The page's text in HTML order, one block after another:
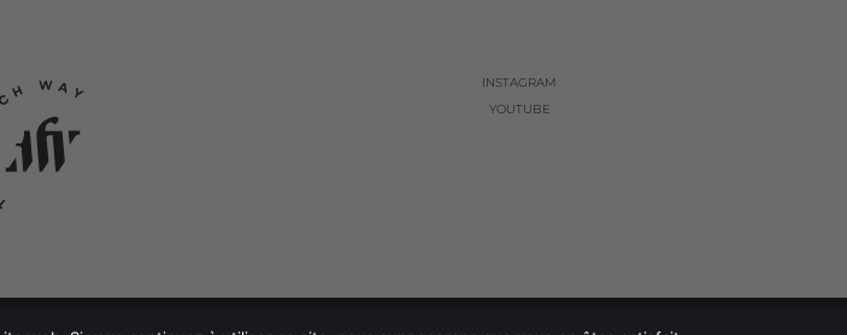
INSTAGRAM
YOUTUBE